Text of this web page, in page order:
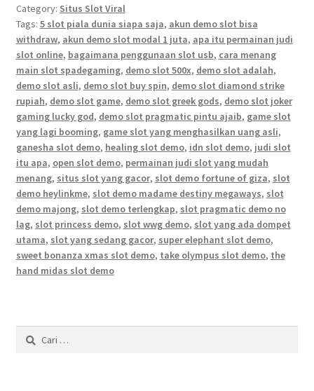
Category: Situs Slot Viral
Tags: 5 slot piala dunia siapa saja, akun demo slot bisa
withdraw, akun demo slot modal 1 juta, apa itu permainan judi
slot online, bagaimana penggunaan slot usb, cara menang
main slot spadegaming, demo slot 500x, demo slot adalah,
demo slot asli, demo slot buy spin, demo slot diamond strike
rupiah, demo slot game, demo slot greek gods, demo slot joker
gaming lucky god, demo slot pragmatic pintu ajaib, game slot
yang lagi booming, game slot yang menghasilkan uang asli,
ganesha slot demo, healing slot demo, idn slot demo, judi slot
itu apa, open slot demo, permainan judi slot yang mudah
menang, situs slot yang gacor, slot demo fortune of giza, slot
demo heylinkme, slot demo madame destiny megaways, slot
demo majong, slot demo terlengkap, slot pragmatic demo no
lag, slot princess demo, slot wwg demo, slot yang ada dompet
utama, slot yang sedang gacor, super elephant slot demo,
sweet bonanza xmas slot demo, take olympus slot demo, the
hand midas slot demo
Cari
untuk: